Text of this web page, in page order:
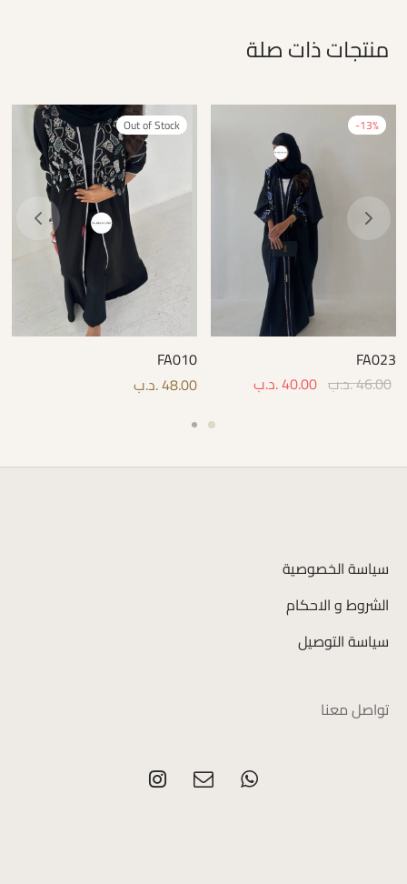
منتجات ذات صلة
-13%
FA023
46.00.د.ب 40.00.د.ب
Out of Stock
FA010
48.00.د.ب
سياسة الخصوصية
الشروط و الاحكام
سياسة التوصيل
تواصل معنا